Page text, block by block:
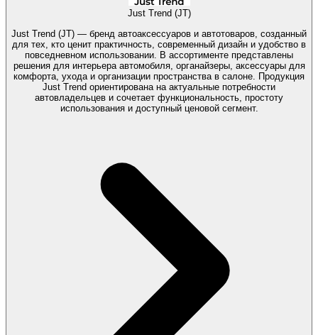
Just Trend (JT)
Just Trend (JT) — бренд автоаксессуаров и автотоваров, созданный
для тех, кто ценит практичность, современный дизайн и удобство в
повседневном использовании. В ассортименте представлены
решения для интерьера автомобиля, органайзеры, аксессуары для
комфорта, ухода и организации пространства в салоне. Продукция
Just Trend ориентирована на актуальные потребности
автовладельцев и сочетает функциональность, простоту
использования и доступный ценовой сегмент.